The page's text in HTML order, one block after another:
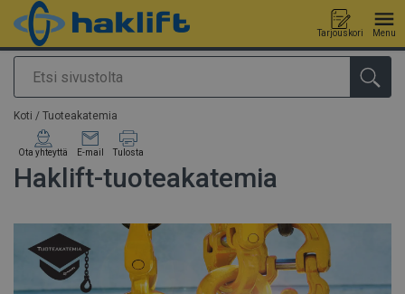
Etsi
Tarjouskori Menu
Tuote lisätty tarjouspyyntöön
Koti / Tuoteakatemia
Haklift-tuoteakatemia
Ota yhteyttä E-mail Tulosta